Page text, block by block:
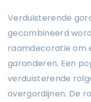
Verduisterende
gecombineerd
raamdecoratie om
garanderen. Een
verduisterende
overgordijnen. De